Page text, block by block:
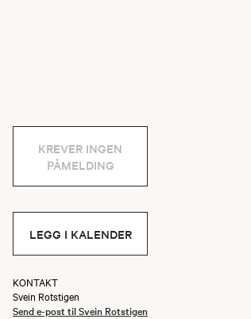
KREVER INGEN
PÅMELDING
LEGG I KALENDER
KONTAKT
Svein Rotstigen
Send e-post til Svein Rotstigen